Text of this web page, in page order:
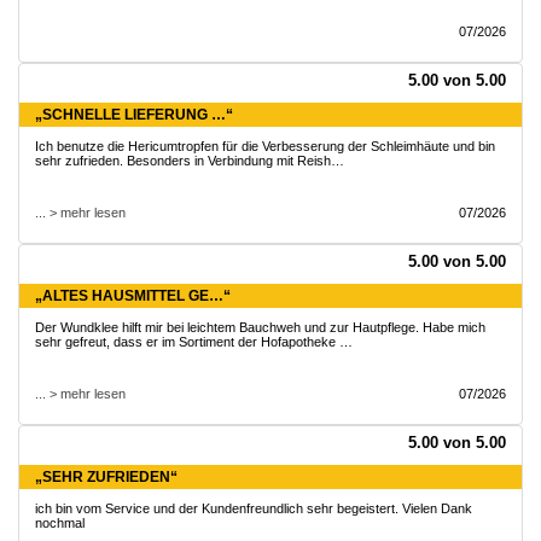
07/2026
5.00 von 5.00
„SCHNELLE LIEFERUNG …“
Ich benutze die Hericumtropfen für die Verbesserung der Schleimhäute und bin
sehr zufrieden. Besonders in Verbindung mit Reish…
... > mehr lesen 07/2026
5.00 von 5.00
„ALTES HAUSMITTEL GE…“
Der Wundklee hilft mir bei leichtem Bauchweh und zur Hautpflege. Habe mich
sehr gefreut, dass er im Sortiment der Hofapotheke …
... > mehr lesen 07/2026
5.00 von 5.00
„SEHR ZUFRIEDEN“
ich bin vom Service und der Kundenfreundlich sehr begeistert. Vielen Dank
nochmal